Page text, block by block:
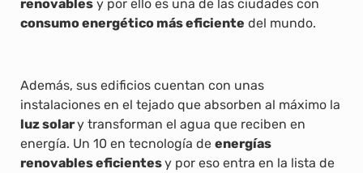
renovables y por ello es una de las ciudades con
consumo energético más eficiente del mundo.
Además, sus edificios cuentan con unas
instalaciones en el tejado que absorben al máximo la
luz solary transforman el agua que reciben en
energía. Un 10 en tecnología de energías
renovables eficientesy por eso entra en la lista de